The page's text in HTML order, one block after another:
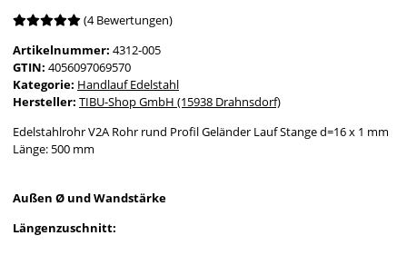
(4 Bewertungen)
Artikelnummer: 4312-005
GTIN: 4056097069570
Kategorie: Handlauf Edelstahl
Hersteller: TIBU-Shop GmbH (15938 Drahnsdorf)
Edelstahlrohr V2A Rohr rund Profil Geländer Lauf Stange d=16 x 1 mm
Länge: 500 mm
Außen Ø und Wandstärke
Längenzuschnitt: